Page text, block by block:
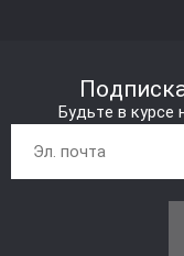
Будьте в курсе